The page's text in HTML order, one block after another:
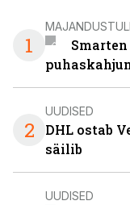
1
2
UUDISED
DHL ostab
säilib
UUDISED